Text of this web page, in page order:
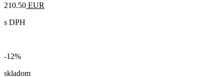
210.50 EUR
s DPH
-12%
skladom